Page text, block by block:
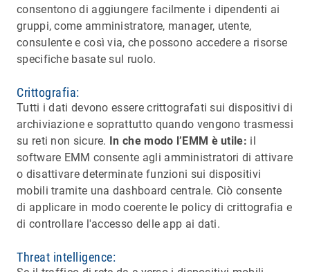
consentono di aggiungere facilmente i dipendenti ai
gruppi, come amministratore, manager, utente,
consulente e così via, che possono accedere a risorse
specifiche basate sul ruolo.
Crittografia:
Tutti i dati devono essere crittografati sui dispositivi di
archiviazione e soprattutto quando vengono trasmessi
su reti non sicure. In che modo l’EMM è utile: il
software EMM consente agli amministratori di attivare
o disattivare determinate funzioni sui dispositivi
mobili tramite una dashboard centrale. Ciò consente
di applicare in modo coerente le policy di crittografia e
di controllare l'accesso delle app ai dati.
Threat intelligence: